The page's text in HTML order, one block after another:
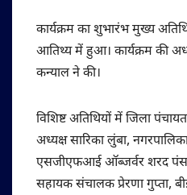
कार्यक्रम का शुभारंभ मुख्य
आतिथ्य में हुआ। कार्यक्रम की
कन्याल ने की।
विशिष्ट अतिथियों में जिला
अध्यक्ष सारिका लुंबा,
एसजीएफआई ऑब्जर्वर शरद
सहायक संचालक प्रेरणा गुप्ता,